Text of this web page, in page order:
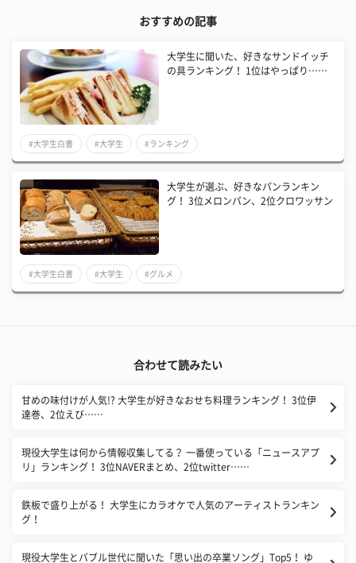
おすすめの記事
大学生に聞いた、好きなサンドイッチ
の具ランキング！ 1位はやっぱり……
#大学生白書 #大学生 #ランキング
大学生が選ぶ、好きなパンランキン
グ！ 3位メロンパン、2位クロワッサン
#大学生白書 #大学生 #グルメ
合わせて読みたい
甘めの味付けが人気!? 大学生が好きなおせち料理ランキング！ 3位伊
達巻、2位えび……
現役大学生は何から情報収集してる？ 一番使っている「ニュースアプ
リ」ランキング！ 3位NAVERまとめ、2位twitter……
鉄板で盛り上がる！ 大学生にカラオケで人気のアーティストランキン
グ！
現役大学生とバブル世代に聞いた「思い出の卒業ソング」Top5！ ゆ